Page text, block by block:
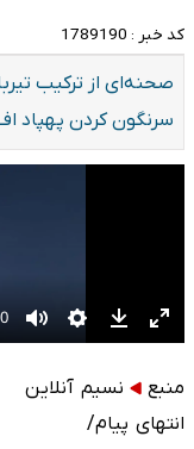
کد خبر : 1789190
صحنه‌ای از ترکیب
سرنگون کردن پهپاد اف‌پی-۲ اوکراینی
منبع
نسیم آنلاین
انتهای پیام/